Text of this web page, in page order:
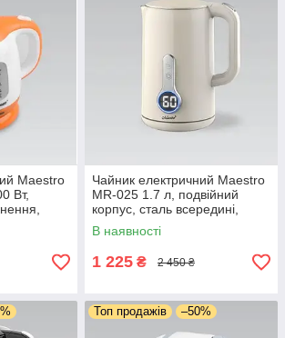
Maestro
Вт,
Чайник електричний Maestro
MR-025 1.7 л, подвійний
корпус, сталь всередині,
сенсорне керування
В наявності
1 225 ₴ 2 450 ₴
Топ продажів –50%